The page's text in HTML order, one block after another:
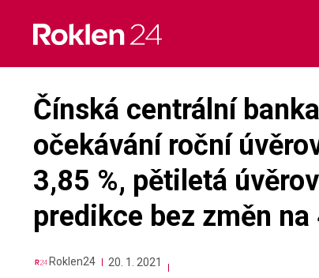
content
Čínská centrální
očekávání roční
3,85 %, pětiletá
predikce bez změn na
Roklen24 20. 1. 2021